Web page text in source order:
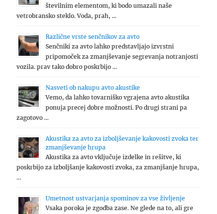
številnim elementom, ki bodo umazali naše
vetrobransko steklo. Voda, prah, …
Različne vrste senčnikov za avto
Senčniki za avto lahko predstavljajo izvrstni
pripomoček za zmanjševanje segrevanja notranjosti
vozila. prav tako dobro poskrbijo …
Nasveti ob nakupu avto akustike
Vemo, da lahko tovarniško vgrajena avto akustika
ponuja precej dobre možnosti. Po drugi strani pa
zagotovo …
Akustika za avto za izboljševanje kakovosti zvoka ter
zmanjševanje hrupa
Akustika za avto vključuje izdelke in rešitve, ki
poskrbijo za izboljšanje kakovosti zvoka, za zmanjšanje hrupa,
…
Umetnost ustvarjanja spominov za vse življenje
Vsaka poroka je zgodba zase. Ne glede na to, ali gre